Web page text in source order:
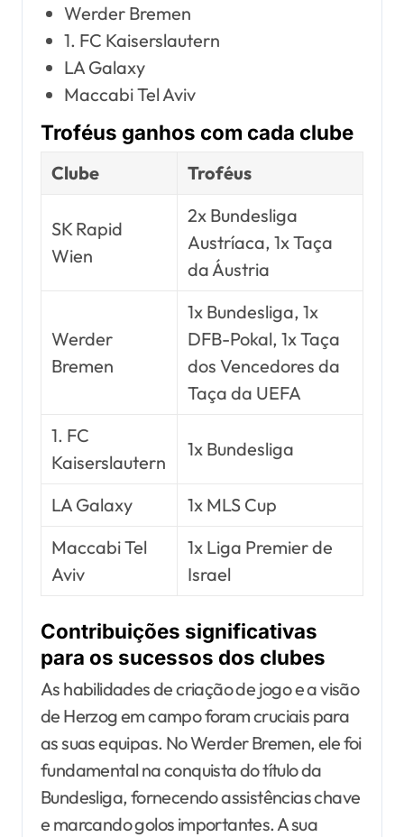
Werder Bremen
1. FC Kaiserslautern
LA Galaxy
Maccabi Tel Aviv
Troféus ganhos com cada clube
Clube Troféus
SK Rapid
Wien
2x Bundesliga
Austríaca, 1x Taça
da Áustria
Werder
Bremen
1x Bundesliga, 1x
DFB-Pokal, 1x Taça
dos Vencedores da
Taça da UEFA
1. FC
Kaiserslautern
1x Bundesliga
LA Galaxy
1x MLS Cup
Maccabi Tel
Aviv
1x Liga Premier de
Israel
Contribuições significativas
para os sucessos dos clubes
As habilidades de criação de jogo e a visão
de Herzog em campo foram cruciais para
as suas equipas. No Werder Bremen, ele foi
fundamental na conquista do título da
Bundesliga, fornecendo assistências chave
e marcando golos importantes. A sua